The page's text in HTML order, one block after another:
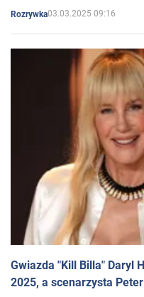
Rozrywka03.03.2025 09:16
Gwiazda "Kill Billa" Daryl
2025, a scenarzysta